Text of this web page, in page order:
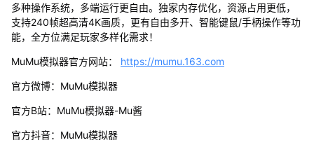
多种操作系统，多端运行更自由。独家内存优化，资源占用更低，
支持240帧超高清4K画质，更有自由多开、智能键鼠/手柄操作等功
能，全方位满足玩家多样化需求！
MuMu模拟器官方网站： https://mumu.163.com
官方微博：MuMu模拟器
官方B站：MuMu模拟器-Mu酱
官方抖音：MuMu模拟器